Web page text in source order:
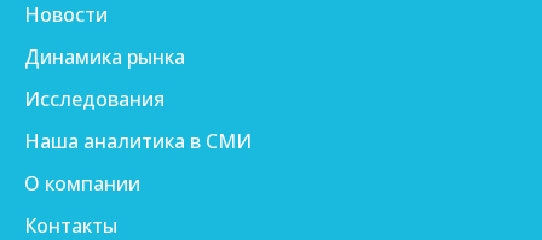
Новости
Исследования
Наша аналитика в СМИ
О компании
Контакты
Динамика рынка